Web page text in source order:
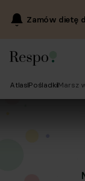
Zamów dietę
Atlas PośladkiMarsz